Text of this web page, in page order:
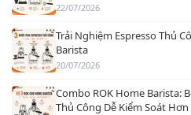
22/07/2026
Trải Nghiệm Espresso Thủ
Barista
20/07/2026
Combo ROK Home Barista:
Thủ Công Dễ Kiểm Soát Hơn